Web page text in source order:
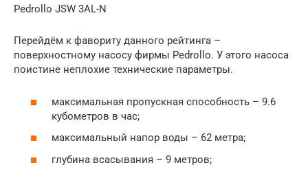
Pedrollo JSW 3AL-N
Перейдём к фавориту данного рейтинга –
поверхностному насосу фирмы Pedrollo. У этого насоса
поистине неплохие технические параметры.
максимальная пропускная способность – 9.6
кубометров в час;
максимальный напор воды – 62 метра;
глубина всасывания – 9 метров;